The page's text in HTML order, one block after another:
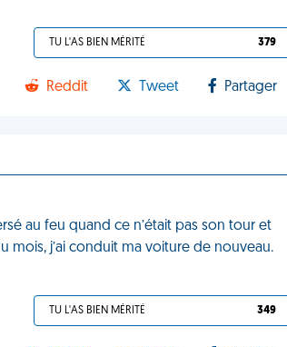
TU L'AS BIEN MÉRITÉ 379
Reddit Tweet Partager
au feu quand ce n’était pas son tour et
mois, j’ai conduit ma voiture de nouveau.
TU L'AS BIEN MÉRITÉ 349